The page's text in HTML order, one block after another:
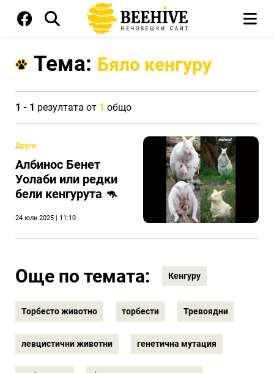
Тема: Бяло кенгуру
1 - 1 резултата от 1 общо
Други
Албинос Бенет
Уолаби или редки
бели кенгурута 🦘
24 юли 2025 | 11:10
Още по темата: Кенгуру
Торбесто животно торбести Тревоядни
левцистични животни генетична мутация